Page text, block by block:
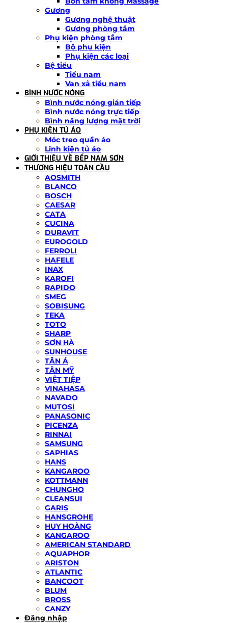
Gương
Gương nghệ thuật
Gương phòng tắm
Phụ kiện phòng tắm
Bộ phụ kiện
Phụ kiện các loại
Bệ tiểu
Tiểu nam
Van xả tiểu nam
BÌNH NƯỚC NÓNG
Bình nước nóng gián tiếp
Bình nước nóng trực tiếp
Bình năng lượng mặt trời
PHỤ KIỆN TỦ ÁO
Móc treo quần áo
Linh kiện tủ áo
GIỚI THIỆU VỀ BẾP NAM SƠN
THƯƠNG HIỆU TOÀN CẦU
AOSMITH
BLANCO
BOSCH
CAESAR
CATA
CUCINA
DURAVIT
EUROGOLD
FERROLI
HAFELE
INAX
KAROFI
RAPIDO
SMEG
SOBISUNG
TEKA
TOTO
SHARP
SƠN HÀ
SUNHOUSE
TÂN Á
TÂN MỸ
VIỆT TIỆP
VINAHASA
NAVADO
MUTOSI
PANASONIC
PICENZA
RINNAI
SAMSUNG
SAPHIAS
HANS
KANGAROO
KOTTMANN
CHUNGHO
CLEANSUI
GARIS
HANSGROHE
HUY HOÀNG
KANGAROO
AMERICAN STANDARD
AQUAPHOR
ARISTON
ATLANTIC
BANCOOT
BLUM
BROSS
CANZY
Đăng nhập